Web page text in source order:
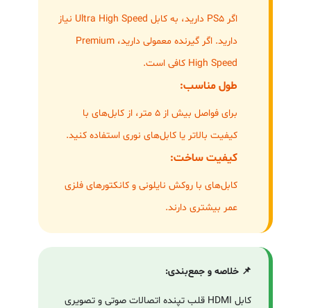
اگر PS5 دارید، به کابل Ultra High Speed نیاز
دارید. اگر گیرنده معمولی دارید، Premium
High Speed کافی است.
طول مناسب:
برای فواصل بیش از ۵ متر، از کابل‌های با
کیفیت بالاتر یا کابل‌های نوری استفاده کنید.
کیفیت ساخت:
کابل‌های با روکش نایلونی و کانکتورهای فلزی
عمر بیشتری دارند.
📌 خلاصه و جمع‌بندی:
کابل HDMI قلب تپنده اتصالات صوتی و تصویری